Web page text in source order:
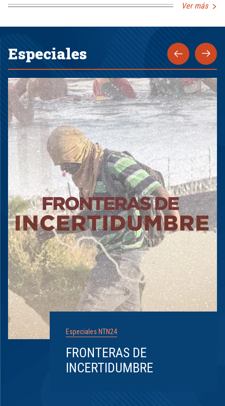
Ver más
Especiales
Especiales NTN24
FRONTERAS DE
INCERTIDUMBRE